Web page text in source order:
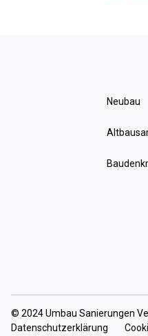
Neubau
© 2024 Umbau Sanierungen
Datenschutzerklärung